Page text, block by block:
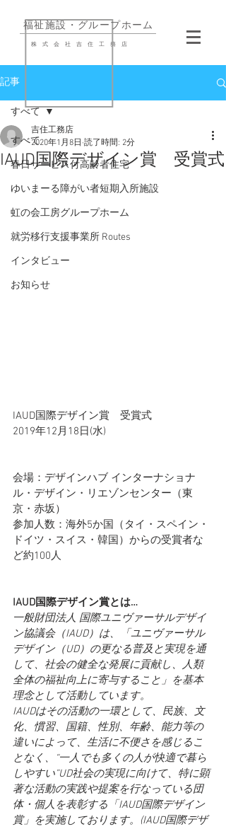
株式会社吉住工務店
​福祉施設・グループホーム
記事
すべて
春日サービス付高齢者住宅
ゆいまーる障がい者短期入所施設
虹の会工房グループホーム
就労移行支援事業所 Routes
インタビュー
お知らせ
すべて
IAUD国際デザイン賞 受賞式
吉住工務店
2020年1月8日 読了時間: 2分
IAUD国際デザイン賞　受賞式
2019年12月18日(水)
会場：デザインハブ インターナショナ
ル・デザイン・リエゾンセンター（東
京・赤坂）
参加人数：海外5か国（タイ・スペイン・
ドイツ・スイス・韓国）からの受賞者な
ど約100人
IAUD国際デザイン賞とは…
一般財団法人 国際ユニヴァーサルデザイ
ン協議会（IAUD）は、「ユニヴァーサル
デザイン（UD）の更なる普及と実現を通
して、社会の健全な発展に貢献し、人類
全体の福祉向上に寄与すること」を基本
理念として活動しています。
IAUDはその活動の一環として、民族、文
化、慣習、国籍、性別、年齢、能力等の
違いによって、生活に不便さを感じるこ
となく、“一人でも多くの人が快適で暮ら
しやすい”UD社会の実現に向けて、特に顕
著な活動の実践や提案を行なっている団
体・個人を表彰する「IAUD国際デザイン
賞」を実施しております。(IAUD国際デザ